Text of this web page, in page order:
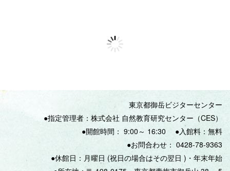
東京都御岳ビジターセンター
●指定管理者：株式会社 自然教育研究センター（CES）
●開館時間： 9:00 ～ 16:30
●入館料：無料
●お問合わせ： 0428‐78‐9363
●休館日：月曜日 (祝日の場合はその翌日 ) ・年末年始